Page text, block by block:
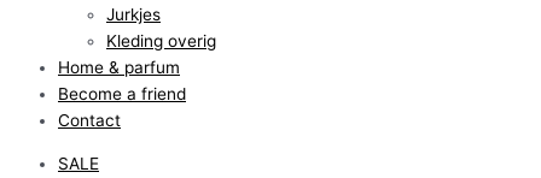
Jurkjes
Kleding overig
Home & parfum
Become a friend
Contact
SALE